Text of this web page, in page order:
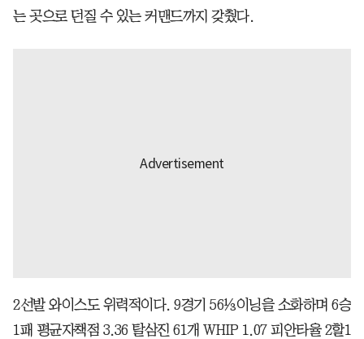
는 곳으로 던질 수 있는 커맨드까지 갖췄다.
2선발 와이스도 위력적이다. 9경기 56⅓이닝을 소화하며 6승
1패 평균자책점 3.36 탈삼진 61개 WHIP 1.07 피안타율 2할1